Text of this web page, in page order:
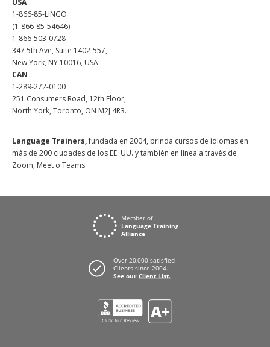
1-866-85-LINGO
(1-866-85-54646)
1-866-503-0728
347 5th Ave, Suite 1402-557,
New York, NY 10016, USA.
CAN
1-289-272-0100
251 Consumers Road, 12th Floor,
North York, Toronto, ON M2J 4R3.
Language Trainers,fundada en 2004, brinda cursos de idiomas en
más de 200 ciudades de los EE. UU. y también en línea a través de
Zoom, Meet o Teams.